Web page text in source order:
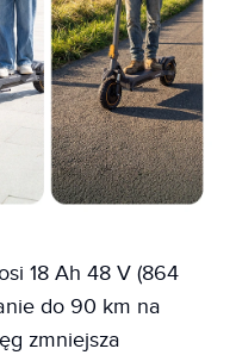
18 Ah 48 V (864
do 90 km na
zmniejsza